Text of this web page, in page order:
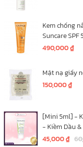
Kem chống
Suncare SPF
490,000₫
Mặt nạ giấy
150,000₫
[Mini 5ml] -
- Kiềm Dầu
45,000₫